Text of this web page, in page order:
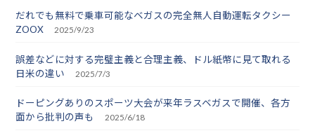
だれでも無料で乗車可能なベガスの完全無人自動運転タクシー
ZOOX
2025/9/23
誤差などに対する完璧主義と合理主義、ドル紙幣に見て取れる
日米の違い
2025/7/3
ドーピングありのスポーツ大会が来年ラスベガスで開催、各方
面から批判の声も
2025/6/18